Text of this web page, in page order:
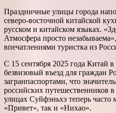
Праздничные улицы города
северо-восточной китайской
русском и китайском языках.
Атмосфера просто
впечатлениями туристка из
С 15 сентября 2025 года Китай
безвизовый въезд для граждан
загранпаспортами, что
российских путешественников
улицах Суйфэньхэ теперь
«Привет», так и «Нихао».